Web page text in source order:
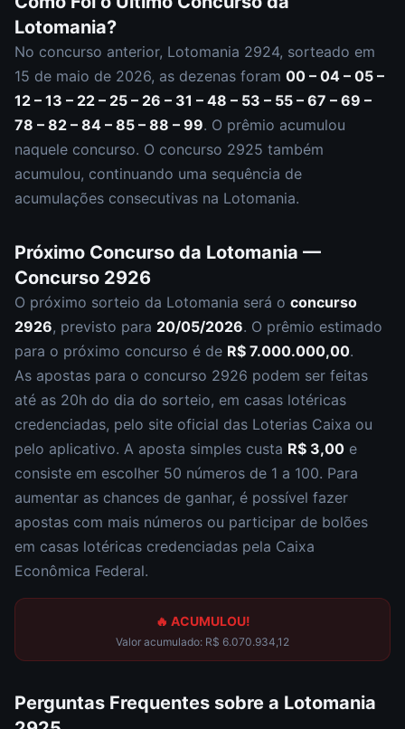
Lotomania?
No concurso anterior, Lotomania 2924, sorteado em
15 de maio de 2026, as dezenas foram 00 – 04 – 05 –
12 – 13 – 22 – 25 – 26 – 31 – 48 – 53 – 55 – 67 – 69 –
78 – 82 – 84 – 85 – 88 – 99. O prêmio acumulou
naquele concurso. O concurso 2925 também
acumulou, continuando uma sequência de
acumulações consecutivas na Lotomania.
Próximo Concurso da Lotomania —
Concurso 2926
O próximo sorteio da Lotomania será o concurso
2926, previsto para 20/05/2026. O prêmio estimado
para o próximo concurso é de R$ 7.000.000,00.
As apostas para o concurso 2926 podem ser feitas
até as 20h do dia do sorteio, em casas lotéricas
credenciadas, pelo site oficial das Loterias Caixa ou
pelo aplicativo. A aposta simples custa R$ 3,00 e
consiste em escolher 50 números de 1 a 100. Para
aumentar as chances de ganhar, é possível fazer
apostas com mais números ou participar de bolões
em casas lotéricas credenciadas pela Caixa
Econômica Federal.
🔥 ACUMULOU!
Valor acumulado: R$ 6.070.934,12
Perguntas Frequentes sobre a Lotomania